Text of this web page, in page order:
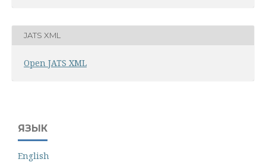
JATS XML
Open JATS XML
ЯЗЫК
English